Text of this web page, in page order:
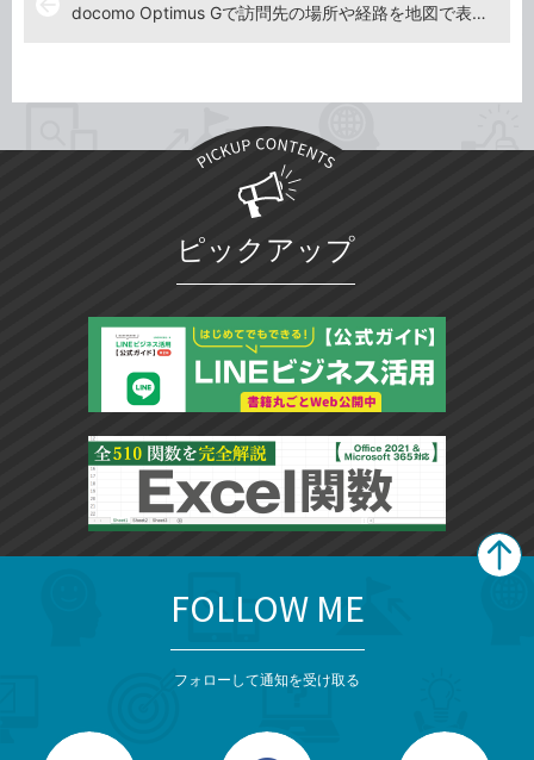
docomo Optimus Gで訪問先の場所や経路を地図で表示するには
ピックアップ
FOLLOW ME
フォローして通知を受け取る